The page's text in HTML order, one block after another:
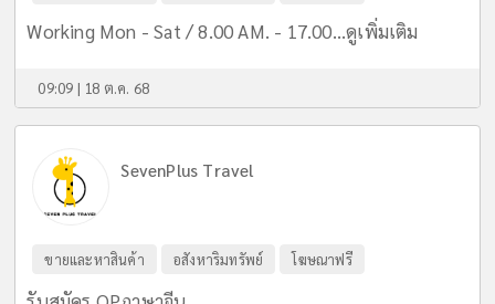
Working Mon - Sat / 8.00 AM. - 17.00...ดูเพิ่มเติม
09:09 | 18 ต.ค. 68
SevenPlus Travel
ขายและหาสินค้า อสังหาริมทรัพย์ โฆษณาฟรี